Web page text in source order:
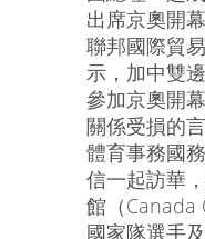
出席京奧開
聯邦國際貿
示，加中雙
參加京奧開
關係受損的
體育事務國
信一起訪華
館（Canada
國家隊選手